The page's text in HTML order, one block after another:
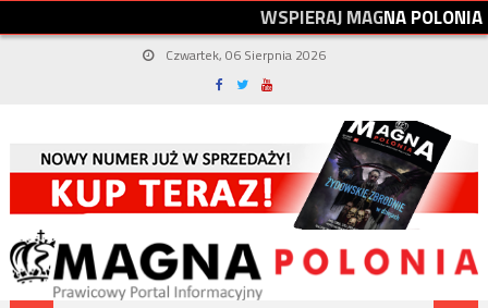
WSPIERAJMAGNAPOLONIA
Czwartek, 06 Sierpnia 2026